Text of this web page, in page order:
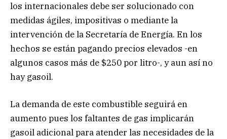
los internacionales debe ser solucionado con
medidas ágiles, impositivas o mediante la
intervención de la Secretaría de Energía. En los
hechos se están pagando precios elevados -en
algunos casos más de $250 por litro-, y aun así no
hay gasoil.
La demanda de este combustible seguirá en
aumento pues los faltantes de gas implicarán
gasoil adicional para atender las necesidades de la